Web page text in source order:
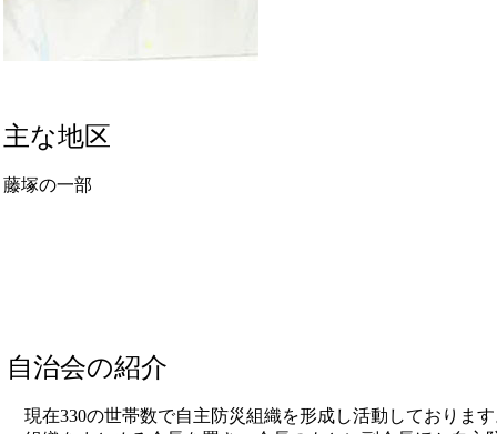
主な地区
藤塚の一部
自治会の紹介
現在330の世帯数で自主防災組織を形成し活動しておりま